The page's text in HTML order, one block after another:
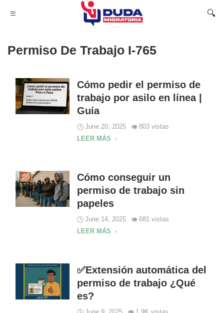
Permiso De Trabajo I-765
Cómo pedir el permiso de
trabajo por asilo en línea |
Guía
June 20, 2025
803 vistas
LEER MÁS
Cómo conseguir un
permiso de trabajo sin
papeles
June 14, 2025
681 vistas
LEER MÁS
✅Extensión automática del
permiso de trabajo ¿Qué
es?